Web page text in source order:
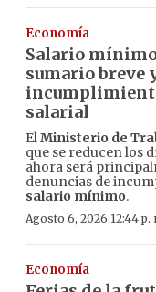
Economía
Salario
sumario breve
salarial
ElMinisterio de
que se reducen los
ahora será
denuncias de
salario mínimo.
Agosto 6, 2026 12:44 p.
Economía